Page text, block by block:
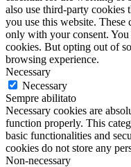
also use third-party cookies
you use this website.
only with your consent.
cookies. But opting out of
browsing experience.
Necessary
Necessary
Sempre abilitato
Necessary cookies are
function properly. This
basic functionalities and
cookies do not store any
Non-necessary